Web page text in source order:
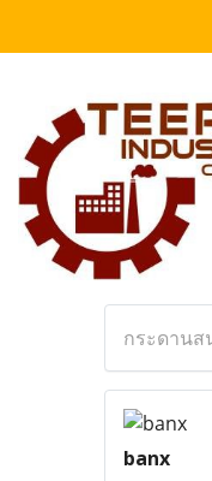
กระดาน
banx